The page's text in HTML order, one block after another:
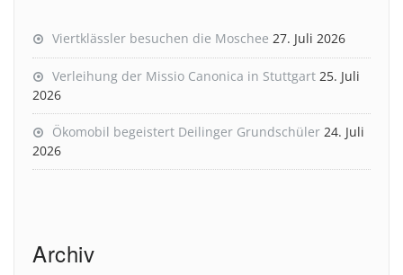
Viertklässler besuchen die Moschee 27. Juli 2026
Verleihung der Missio Canonica in Stuttgart 25. Juli
2026
Ökomobil begeistert Deilinger Grundschüler 24. Juli
2026
Archiv